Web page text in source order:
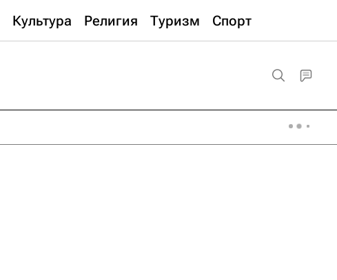
Культура Религия Туризм Спорт